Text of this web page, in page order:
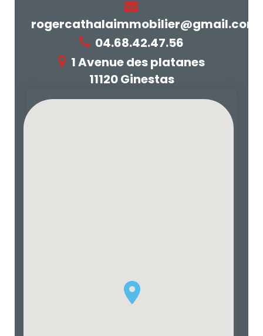
rogercathalaimmobilier@gmail.com
04.68.42.47.56
1 Avenue des platanes
11120 Ginestas